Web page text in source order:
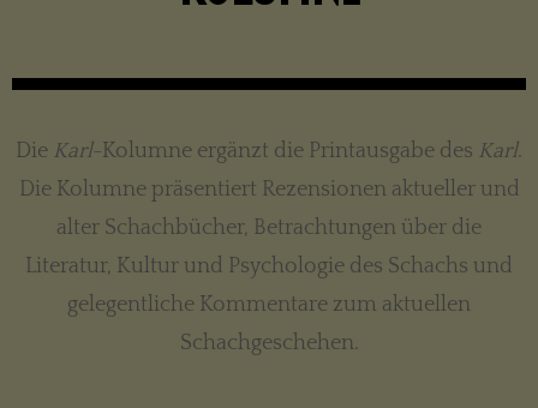
Die Karl-Kolumne ergänzt die Printausgabe des Karl.
Die Kolumne präsentiert Rezensionen aktueller und
alter Schachbücher, Betrachtungen über die
Literatur, Kultur und Psychologie des Schachs und
gelegentliche Kommentare zum aktuellen
Schachgeschehen.